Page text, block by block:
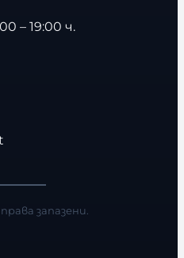
– 19:00 ч.
запазени.